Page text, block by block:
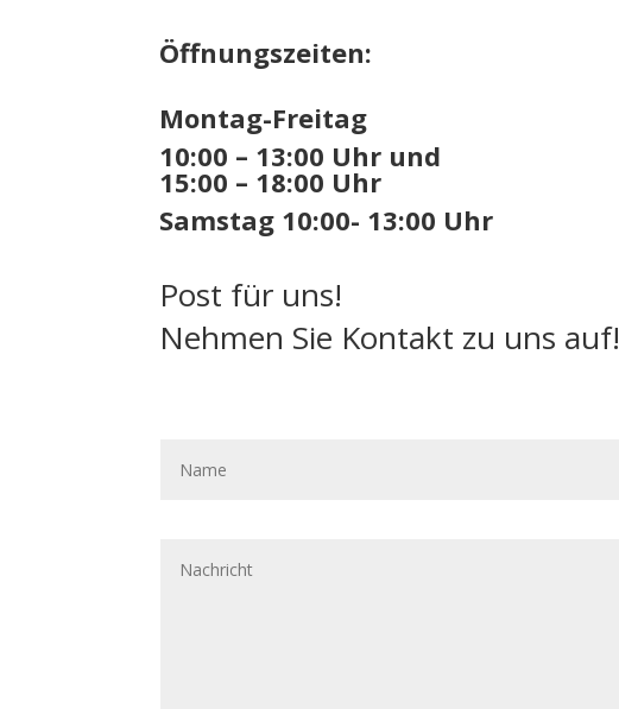
Öffnungszeiten:
Montag-Freitag
10:00 – 13:00 Uhr und
15:00 – 18:00 Uhr
Samstag 10:00- 13:00 Uhr
Post für uns!
Nehmen Sie Kontakt zu uns auf!